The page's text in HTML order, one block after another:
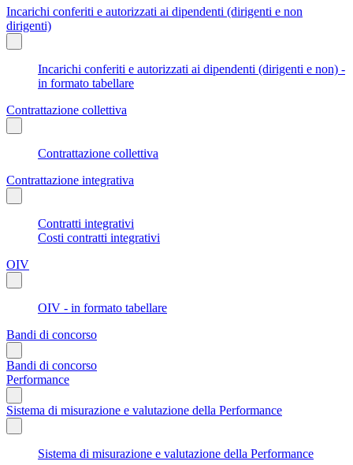
Incarichi conferiti e autorizzati ai dipendenti (dirigenti e non
dirigenti)
Incarichi conferiti e autorizzati ai dipendenti (dirigenti e non) -
in formato tabellare
Contrattazione collettiva
Contrattazione collettiva
Contrattazione integrativa
Contratti integrativi
Costi contratti integrativi
OIV
OIV - in formato tabellare
Bandi di concorso
Bandi di concorso
Performance
Sistema di misurazione e valutazione della Performance
Sistema di misurazione e valutazione della Performance